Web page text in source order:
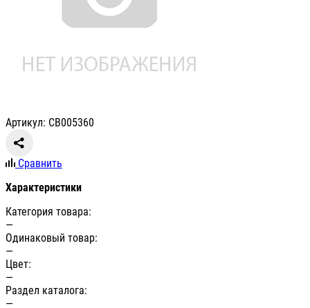
Артикул: СВ005360
Сравнить
Характеристики
Категория товара:
—
Одинаковый товар:
—
Цвет:
—
Раздел каталога:
—